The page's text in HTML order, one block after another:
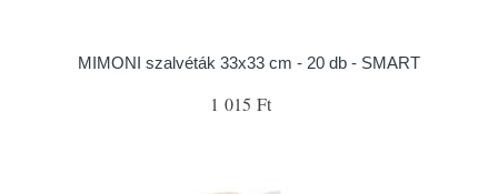
MIMONI szalvéták 33x33 cm - 20 db - SMART
1 015 Ft